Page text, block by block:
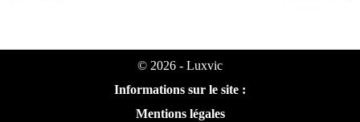
© 2026 - Luxvic
Informations sur le site :
Mentions légales